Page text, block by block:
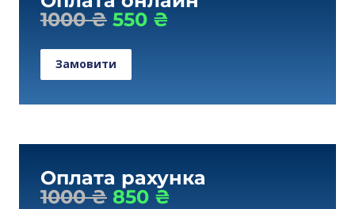
1000 ₴ 550 ₴
Замовити
Оплата рахунка
1000 ₴ 850 ₴